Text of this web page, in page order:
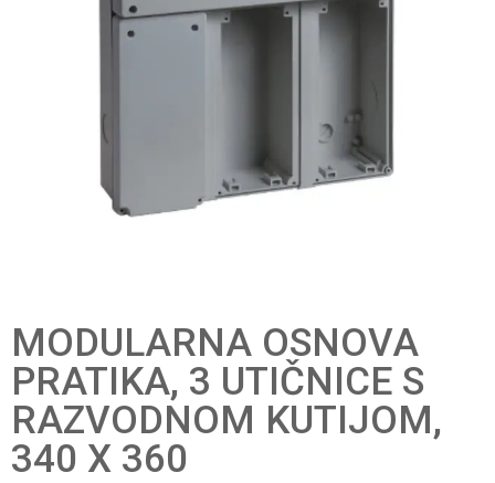
MODULARNA OSNOVA
PRATIKA, 3 UTIČNICE S
RAZVODNOM KUTIJOM,
340 X 360